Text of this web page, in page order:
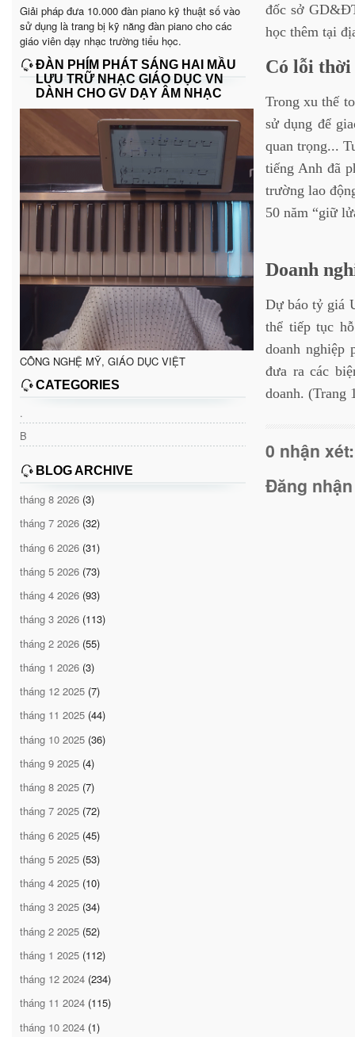
Giải pháp đưa 10.000 đàn piano kỹ thuật số vào
sử dụng là trang bị kỹ năng đàn piano cho các
giáo viên dạy nhạc trường tiểu học.
ĐÀN PHÍM PHÁT SÁNG HAI MẦU
LƯU TRỮ NHẠC GIÁO DỤC VN
DÀNH CHO GV DẠY ÂM NHẠC
CÔNG NGHỆ MỸ, GIÁO DỤC VIỆT
CATEGORIES
.
B
BLOG ARCHIVE
tháng 8 2026 (3)
tháng 7 2026 (32)
tháng 6 2026 (31)
tháng 5 2026 (73)
tháng 4 2026 (93)
tháng 3 2026 (113)
tháng 2 2026 (55)
tháng 1 2026 (3)
tháng 12 2025 (7)
tháng 11 2025 (44)
tháng 10 2025 (36)
tháng 9 2025 (4)
tháng 8 2025 (7)
tháng 7 2025 (72)
tháng 6 2025 (45)
tháng 5 2025 (53)
tháng 4 2025 (10)
tháng 3 2025 (34)
tháng 2 2025 (52)
tháng 1 2025 (112)
tháng 12 2024 (234)
tháng 11 2024 (115)
tháng 10 2024 (1)
đốc sở
học thêm tại
Có lỗi
Trong xu thế
sử dụng để
quan trọng...
tiếng Anh đã
trường lao
50 năm “giữ
Doanh
Dự báo tỷ giá
thể tiếp tục
doanh nghiệp
đưa ra các
doanh. (Trang
0 nhận xét:
Đăng